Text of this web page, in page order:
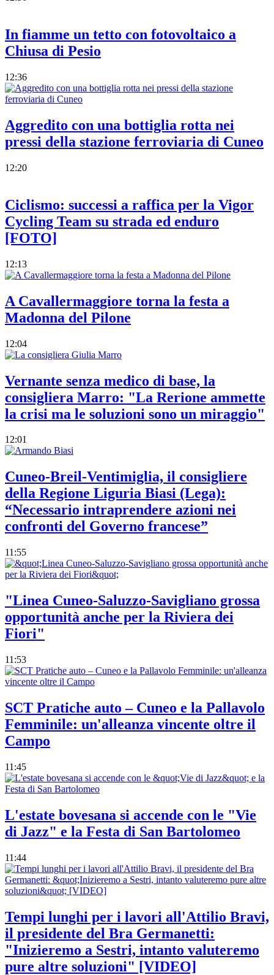
In fiamme un tetto con fotovoltaico a
Chiusa di Pesio
12:36
Aggredito con una bottiglia rotta nei
pressi della stazione ferroviaria di Cuneo
12:20
Ciclismo: successi a raffica per la Vigor
Cycling Team su strada ed enduro
[FOTO]
12:13
A Cavallermaggiore torna la festa a
Madonna del Pilone
12:04
Vernante senza medico di base, la
consigliera Marro: "La Rerione ammette
la crisi ma le soluzioni sono un miraggio"
12:01
Cuneo-Breil-Ventimiglia, il consigliere
della Regione Liguria Biasi (Lega):
“Necessario intraprendere azioni nei
confronti del Governo francese”
11:55
"Linea Cuneo-Saluzzo-Savigliano grossa
opportunità anche per la Riviera dei
Fiori"
11:53
SCT Pratiche auto – Cuneo e la Pallavolo
Femminile: un'alleanza vincente oltre il
Campo
11:45
L'estate bovesana si accende con le "Vie
di Jazz" e la Festa di San Bartolomeo
11:44
Tempi lunghi per i lavori all'Attilio Bravi,
il presidente del Bra Germanetti:
"Inizieremo a Sestri, intanto valuteremo
pure altre soluzioni" [VIDEO]